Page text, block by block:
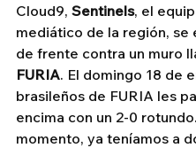
Cloud9, Sentinels, el
mediático de la región, se
de frente contra un muro
FURIA. El domingo 18 de
brasileños de FURIA les
encima con un 2-0
momento, ya teníamos a